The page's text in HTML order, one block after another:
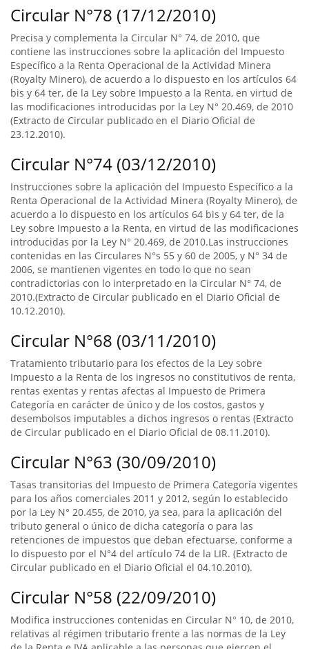
Circular N°78 (17/12/2010)
Precisa y complementa la Circular N° 74, de 2010, que
contiene las instrucciones sobre la aplicación del Impuesto
Específico a la Renta Operacional de la Actividad Minera
(Royalty Minero), de acuerdo a lo dispuesto en los artículos 64
bis y 64 ter, de la Ley sobre Impuesto a la Renta, en virtud de
las modificaciones introducidas por la Ley N° 20.469, de 2010
(Extracto de Circular publicado en el Diario Oficial de
23.12.2010).
Circular N°74 (03/12/2010)
Instrucciones sobre la aplicación del Impuesto Específico a la
Renta Operacional de la Actividad Minera (Royalty Minero), de
acuerdo a lo dispuesto en los artículos 64 bis y 64 ter, de la
Ley sobre Impuesto a la Renta, en virtud de las modificaciones
introducidas por la Ley N° 20.469, de 2010.Las instrucciones
contenidas en las Circulares N°s 55 y 60 de 2005, y N° 34 de
2006, se mantienen vigentes en todo lo que no sean
contradictorias con lo interpretado en la Circular N° 74, de
2010.(Extracto de Circular publicado en el Diario Oficial de
10.12.2010).
Circular N°68 (03/11/2010)
Tratamiento tributario para los efectos de la Ley sobre
Impuesto a la Renta de los ingresos no constitutivos de renta,
rentas exentas y rentas afectas al Impuesto de Primera
Categoría en carácter de único y de los costos, gastos y
desembolsos imputables a dichos ingresos o rentas (Extracto
de Circular publicado en el Diario Oficial de 08.11.2010).
Circular N°63 (30/09/2010)
Tasas transitorias del Impuesto de Primera Categoría vigentes
para los años comerciales 2011 y 2012, según lo establecido
por la Ley N° 20.455, de 2010, ya sea, para la aplicación del
tributo general o único de dicha categoría o para las
retenciones de impuestos que deban efectuarse, conforme a
lo dispuesto por el N°4 del artículo 74 de la LIR. (Extracto de
Circular publicado en el Diario Oficial el 04.10.2010).
Circular N°58 (22/09/2010)
Modifica instrucciones contenidas en Circular N° 10, de 2010,
relativas al régimen tributario frente a las normas de la Ley